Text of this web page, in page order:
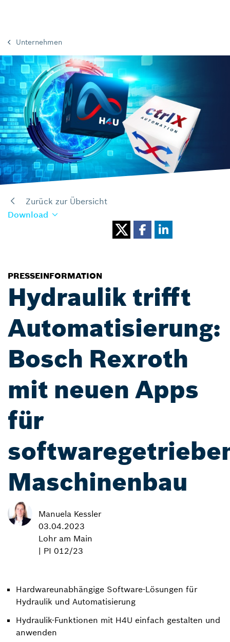
Unternehmen
Zurück zur Übersicht
Download
PRESSEINFORMATION
Hydraulik trifft
Automatisierung:
Bosch Rexroth
mit neuen Apps
für
Maschinenbau
Manuela Kessler
03.04.2023
Lohr am Main
| PI 012/23
Hardwareunabhängige Software-Lösungen für
Hydraulik und Automatisierung
Hydraulik-Funktionen mit H4U einfach gestalten und
anwenden